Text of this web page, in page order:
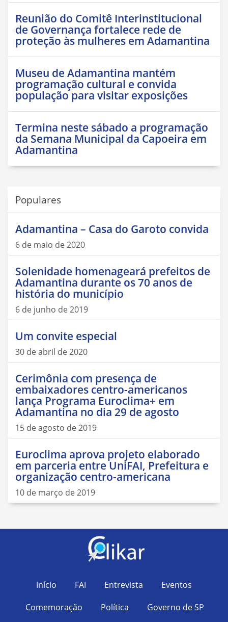
Reunião do Comitê Interinstitucional
de Governança fortalece rede de
proteção às mulheres em Adamantina
Museu de Adamantina mantém
programação cultural e convida
população para visitar exposições
Termina neste sábado a programação
da Semana Municipal da Capoeira em
Adamantina
Populares
Adamantina – Casa do Garoto convida
6 de maio de 2020
Solenidade homenageará prefeitos de
Adamantina durante os 70 anos de
história do município
6 de junho de 2019
Um convite especial
30 de abril de 2020
Cerimônia com presença de
embaixadores centro-americanos
lança Programa Euroclima+ em
Adamantina no dia 29 de agosto
15 de agosto de 2019
Euroclima aprova projeto elaborado
em parceria entre UniFAI, Prefeitura e
organização centro-americana
10 de março de 2019
Início FAI Entrevista
Eventos
Comemoração
Política Governo de SP